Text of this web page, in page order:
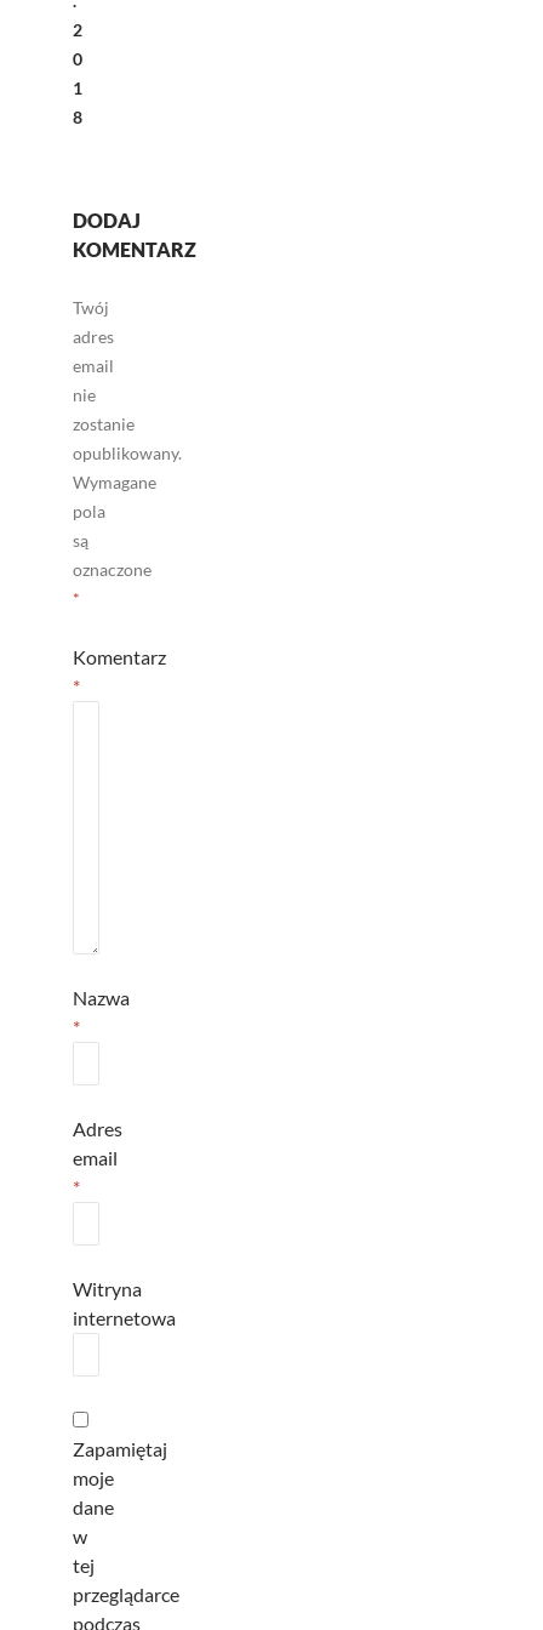
2
0
1
8
DODAJ
KOMENTARZ
Twój
adres
email
nie
zostanie
opublikowany.
Wymagane
pola
są
oznaczone
*
Komentarz
*
Nazwa
*
Adres
email
*
Witryna
internetowa
Zapamiętaj
moje
dane
w
tej
przeglądarce
podczas